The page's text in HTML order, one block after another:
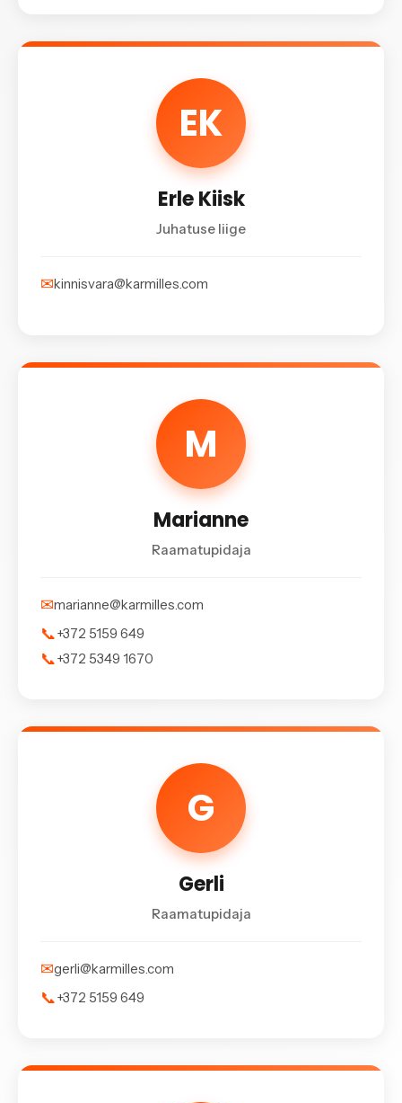
EK
Erle Kiisk
Juhatuse liige
✉kinnisvara@karmilles.com
M
Marianne
Raamatupidaja
✉marianne@karmilles.com
📞+372 5159 649
📞+372 5349 1670
G
Gerli
Raamatupidaja
✉gerli@karmilles.com
📞+372 5159 649